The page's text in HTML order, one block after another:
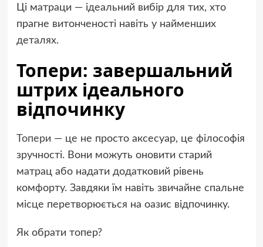
Ці матраци — ідеальний вибір для тих, хто
прагне витонченості навіть у найменших
деталях.
Топери: завершальний
штрих ідеального
відпочинку
Топери — це не просто аксесуар, це філософія
зручності. Вони можуть оновити старий
матрац або надати додатковий рівень
комфорту. Завдяки їм навіть звичайне спальне
місце перетворюється на оазис відпочинку.
Як обрати топер?